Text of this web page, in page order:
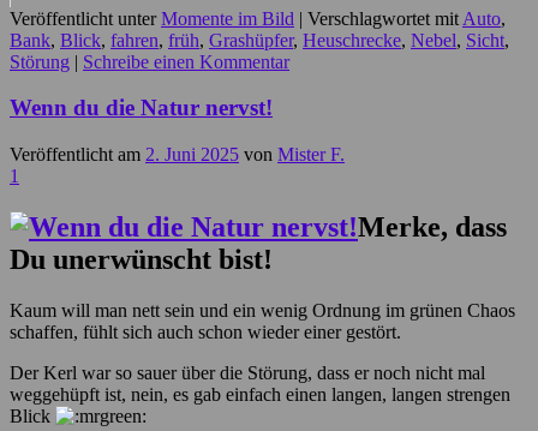
Veröffentlicht unter Momente im Bild | Verschlagwortet mit Auto,
Bank, Blick, fahren, früh, Grashüpfer, Heuschrecke, Nebel, Sicht,
Störung | Schreibe einen Kommentar
Wenn du die Natur nervst!
Veröffentlicht am 2. Juni 2025 von Mister F.
1
Merke, dass
Du unerwünscht bist!
Kaum will man nett sein und ein wenig Ordnung im grünen Chaos
schaffen, fühlt sich auch schon wieder einer gestört.
Der Kerl war so sauer über die Störung, dass er noch nicht mal
weggehüpft ist, nein, es gab einfach einen langen, langen strengen
Blick